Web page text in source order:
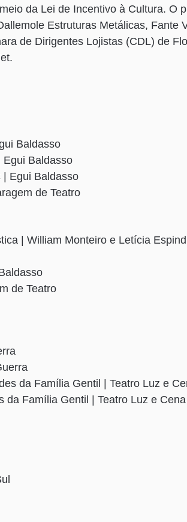
da Lei de Incentivo à Cultura. O
Estruturas Metálicas, Fante
de Dirigentes Lojistas (CDL) de
Baldasso
Egui Baldasso
| Egui Baldasso
de Teatro
| William Monteiro e Letícia
de Teatro
da Família Gentil | Teatro Luz e
da Família Gentil | Teatro Luz e Cena